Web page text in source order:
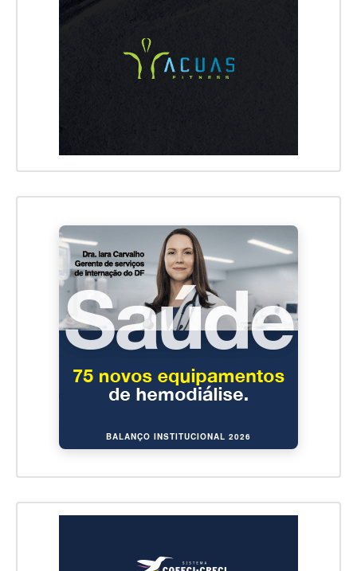
BALANÇO INSTITUCIONAL 2026